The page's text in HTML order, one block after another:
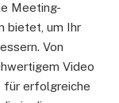
Meeting-
bietet, um Ihr
Von
Video
für erfolgreiche